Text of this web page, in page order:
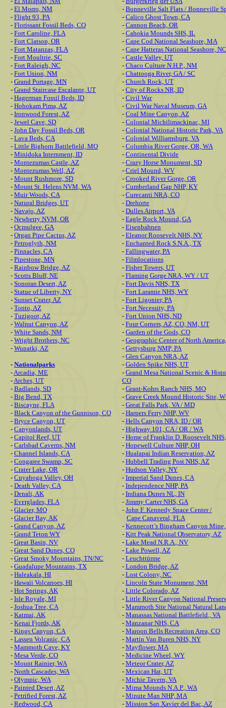
- El Morro, NM
- Flight 93, PA
- Florissant Fossil Beds, CO
- Fort Caroline, FLA
- Fort Clatsop, OR
- Fort Matanzas, FLA
- Fort Moultrie, SC
- Fort Raleigh, NC
- Fort Union, NM
- Grand Portage, MN
- Grand Staircase Escalante, UT
- Hagerman Fossil Beds, ID
- Hohokam Pima, AZ
- Ironwood Forest, AZ
- Jewel Cave, SD
- John Day Fossil Beds, OR
- Lava Beds, CA
- Little Bighorn Battlefield, MO
- Minidoka Internment, ID
- Montezumas Castle, AZ
- Montezumas Well, AZ
- Mount Rushmore, SD
- Mount St. Helens NVM, WA
- Muir Woods, CA
- Natural Bridges, UT
- Navajo, AZ
- Newberry NVM, OR
- Ocmulgee, GA
- Organ Pipe Cactus, AZ
- Petroglyth, NM
- Pinnacles, CA
- Pipestone, MN
- Rainbow Bridge, AZ
- Scotts Bluff, NE
- Sonoran Desert, AZ
- Statue of Liberty, NY
- Sunset Crater, AZ
- Tonto, AZ
- Tuzigoot, AZ
- Walnut Canyon, AZ
- White Sands, NM
- Wright Brothers, NC
- Wupatki, AZ
- Nationalparks
-Arcadia, ME
-Arches, UT
- Badlands, SD
- Big Bend, TX
- Biscayne, FLA
- Black Canyon of the Gunnison, CO
- Bryce Canyon, UT
- Canyonlands, UT
- Capitol Reef, UT
- Carlsbad Caverns, NM
- Channel Islands, CA
- Congaree Swamp, SC
- Crater Lake, OR
- Cuyahoga Valley, OH
- Death Valley, CA
- Denali, AK
- Everglades, FLA
- Glacier, MO
- Glacier Bay, AK
- Grand Canyon, AZ
- Grand Teton WY
- Great Basin, NV
- Great Sand Dunes, CO
- Great Smoky Mountains, TN/NC
- Guadalupe Mountains, TX
- Haleakala, HI
- Hawaii Volcanoes, HI
- Hot Springs, AK
- Isle Royale, MI
- Joshua Tree, CA
- Katmai, AK
- Kenai Fjords, AK
- Kings Canyon, CA
- Lassen Volcanic, CA
- Mammoth Cave, KY
- Mesa Verde, CO
- Mount Rainier, WA
- North Cascades, WA
- Olympic, WA
- Painted Desert, AZ
- Petrified Forest, AZ
- Redwood, CA
- Bonneville Salt Flats / Bonneville
- Calico Ghost Town, CA
- Cannon Beach, OR
- Cahokia Mounds SHS, IL
- Cape Cod National Seashore, MA
- Cape Hatteras National Seashore, NC
- Castle Valley, UT
- Chaco Culture N.H.P., NM
- Chattooga River, GA / SC
- Church Rock, UT
- City of Rocks NR, ID
- Civil War
- Civil War Naval Museum, GA
- Coal Mine Canyon, AZ
- Colonial Michilimackinac, MI
- Colonial National Historic Park, VA
- Colonial Williamsburg, VA
- Columbia River Gorge, OR, WA
- Continental Divide
- Crazy Horse Monument, SD
- Criel Mound, WV
- Crooked River Gorge, OR
- Cumberland Gap NHP, KY
- Curecanti NRA, CO
- Drehorte
- Dulles Airport, VA
- Eagle Rock Mound, GA
- Eisenbahnen
- Eleanor Roosevelt NHS, NY
- Enchanted Rock S.N.A., TX
- Fallingwater, PA
- Filmlocations
- Fisher Towers, UT
- Flaming Gorge NRA, WY / UT
- Fort Davis NHS, TX
- Fort Laramie NHS, WY
- Fort Ligonier, PA
- Fort Necessity, PA
- Fort Union NHS, ND
- Four Corners, AZ, CO, NM, UT
- Garden of the Gods, CO
- Geographic Center of North
- Gettysburg NMP, PA
- Glen Canyon NRA, AZ
- Golden Spike NHS, UT
- Grand Mesa National Scenic &
CO
- Grant-Kohrs Ranch NHS, MO
- Grave Creek Mound Historic Site,
- Great Falls Park, VA / MD
- Harpers Ferry NHP, WV
- Hells Canyon NRA, ID / OR
- Highway 101, CA / OR / WA
- Home of Franklin D. Roosevelt
- Hopewell Culture NHP, OH
- Hualapai Indian Reservation, AZ
- Hubbell Trading Post NHS, AZ
- Hudson Valley, NY
- Imperial Sand Dunes, CA
- Independence NHP, PA
- Indiana Dunes NL, IN
- Jimmy Carter NHS, GA
- John F. Kennedy Space Center /
Cape Canaveral, FLA
- Kennecott’s Bingham Canyon
- Kitt Peak National Observatory, AZ
- Lake Mead N.R.A., NV
- Lake Powell, AZ
- Leuchttürme
- London Bridge, AZ
- Lost Colony, NC
- Lincoln State Monument, NM
- Little Colorado, AZ
- Little River Canyon National
- Mammoth Site National Natural
- Manassas National Battlefield., VA
- Manzanar NHS, CA
- Maroon Bells Recreation Area, CO
- Martin Van Buren NHS, NY
- Mayflower, MA
- Medicine Wheel, WY
- Meteor Crater, AZ
- Mexican Hat, UT
- Michie Tavern, VA
- Mima Mounds N.A.P., WA
- Minute Man NHP, MA
- Mission San Xavier del Bac, AZ